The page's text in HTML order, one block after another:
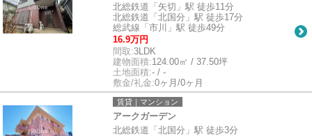
北総鉄道「矢切」駅 徒歩11分
北総鉄道「北国分」駅 徒歩17分
総武線「市川」駅 徒歩49分
16.9万円
間取:3LDK
建物面積:124.00㎡ / 37.50坪
土地面積:- / -
敷金/礼金:0ヶ月/0ヶ月
賃貸｜マンション
アークガーデン
北総鉄道「北国分」駅 徒歩3分